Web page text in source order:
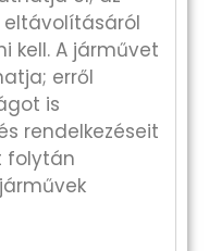
kell. A járművet
erről
is
rendelkezéseit
folytán